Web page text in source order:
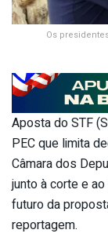
Os
Aposta do STF
PEC que limita
Câmara dos
junto à corte e
futuro da
reportagem.